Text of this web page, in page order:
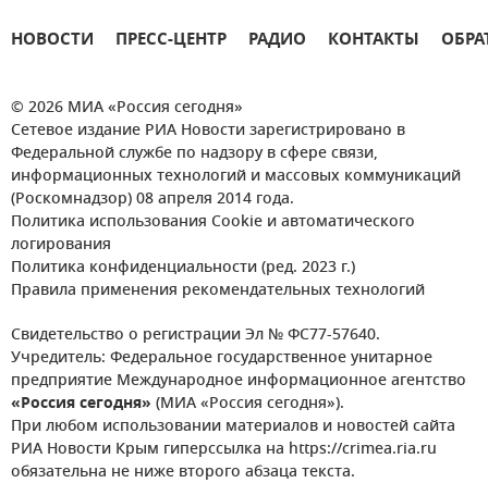
НОВОСТИ ПРЕСС-ЦЕНТР РАДИО КОНТАКТЫ
© 2026 МИА «Россия сегодня»
Сетевое издание РИА Новости зарегистрировано в
Федеральной службе по надзору в сфере связи,
информационных технологий и массовых коммуникаций
(Роскомнадзор) 08 апреля 2014 года.
Политика использования Cookie и автоматического
логирования
Политика конфиденциальности (ред. 2023 г.)
Правила применения рекомендательных технологий
Свидетельство о регистрации Эл № ФС77-57640.
Учредитель: Федеральное государственное унитарное
предприятие Международное информационное агентство
«Россия сегодня» (МИА «Россия сегодня»).
При любом использовании материалов и новостей сайта
РИА Новости Крым гиперссылка на https://crimea.ria.ru
обязательна не ниже второго абзаца текста.